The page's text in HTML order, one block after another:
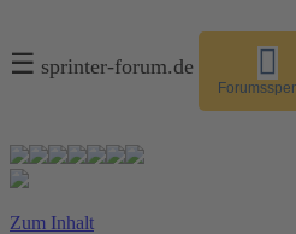
☰ sprinter-forum.de
Zum Inhalt